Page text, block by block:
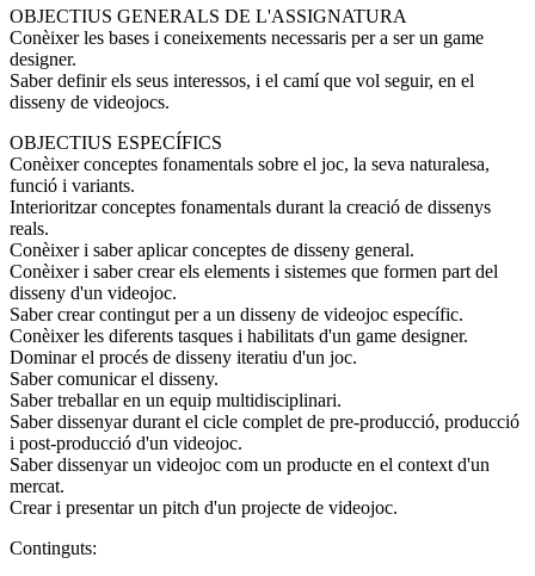
OBJECTIUS GENERALS DE L'ASSIGNATURA
Conèixer les bases i coneixements necessaris per a ser un game
designer.
Saber definir els seus interessos, i el camí que vol seguir, en el
disseny de videojocs.
OBJECTIUS ESPECÍFICS
Conèixer conceptes fonamentals sobre el joc, la seva naturalesa,
funció i variants.
Interioritzar conceptes fonamentals durant la creació de dissenys
reals.
Conèixer i saber aplicar conceptes de disseny general.
Conèixer i saber crear els elements i sistemes que formen part del
disseny d'un videojoc.
Saber crear contingut per a un disseny de videojoc específic.
Conèixer les diferents tasques i habilitats d'un game designer.
Dominar el procés de disseny iteratiu d'un joc.
Saber comunicar el disseny.
Saber treballar en un equip multidisciplinari.
Saber dissenyar durant el cicle complet de pre-producció, producció
i post-producció d'un videojoc.
Saber dissenyar un videojoc com un producte en el context d'un
mercat.
Crear i presentar un pitch d'un projecte de videojoc.
Continguts: